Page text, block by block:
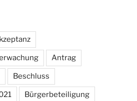
Antrag
Beschluss
Bürgerbeteiligung